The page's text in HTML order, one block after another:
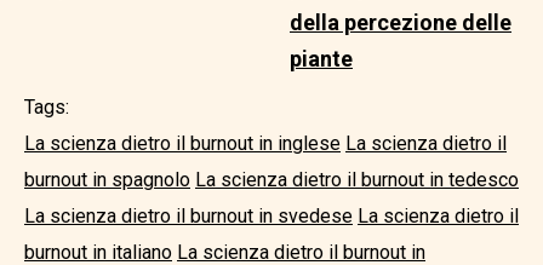
della percezione delle
piante
Tags:
La scienza dietro il burnout in inglese La scienza dietro il
burnout in spagnolo La scienza dietro il burnout in tedesco
La scienza dietro il burnout in svedese La scienza dietro il
burnout in italiano La scienza dietro il burnout in